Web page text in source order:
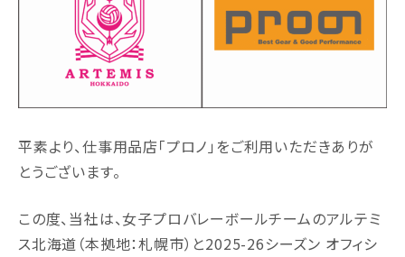
平素より、仕事用品店「プロノ」をご利用いただきありが
とうございます。
この度、当社は、女子プロバレーボールチームのアルテミ
ス北海道（本拠地：札幌市）と2025-26シーズン オフィシ